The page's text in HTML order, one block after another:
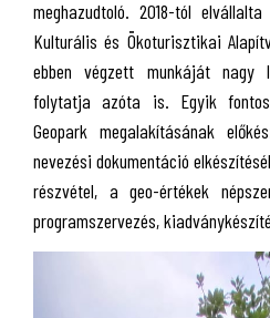
meghazudtoló. 2018-tól
Kulturális és Ökoturisztikai
ebben végzett munkáját nagy
folytatja azóta is. Egyik
Geopark megalakításának
nevezési dokumentáció
részvétel, a geo-értékek
programszervezés,